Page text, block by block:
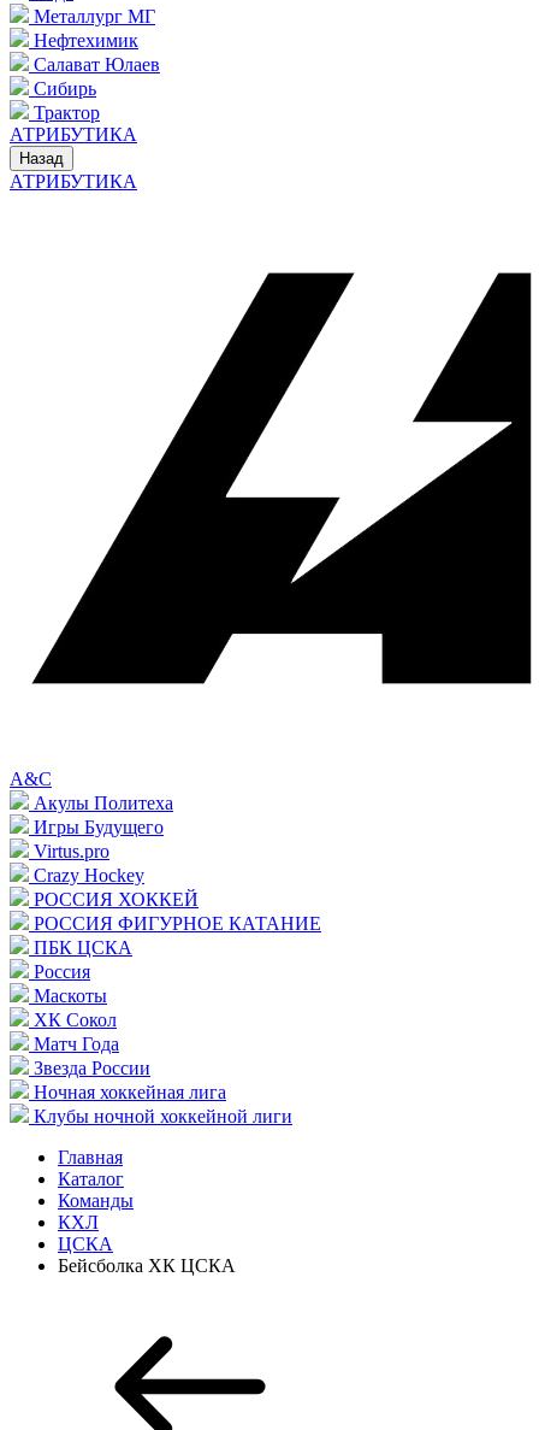
Металлург МГ
Нефтехимик
Салават Юлаев
Сибирь
Трактор
АТРИБУТИКА
Назад
АТРИБУТИКА
A&C
Акулы Политеха
Игры Будущего
Virtus.pro
Crazy Hockey
РОССИЯ ХОККЕЙ
РОССИЯ ФИГУРНОЕ КАТАНИЕ
ПБК ЦСКА
Россия
Маскоты
ХК Сокол
Матч Года
Звезда России
Ночная хоккейная лига
Клубы ночной хоккейной лиги
Главная
Каталог
Команды
КХЛ
ЦСКА
Бейсболка ХК ЦСКА